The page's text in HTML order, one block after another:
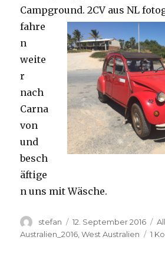
Campground.2CV aus NL
fahre
n
weite
r
nach
Carna
von
und
besch
äftige
n uns mit Wäsche.
Autor
stefan
Veröffentlicht
am
12. September 2016
Australien_2016 ,West Australien 1